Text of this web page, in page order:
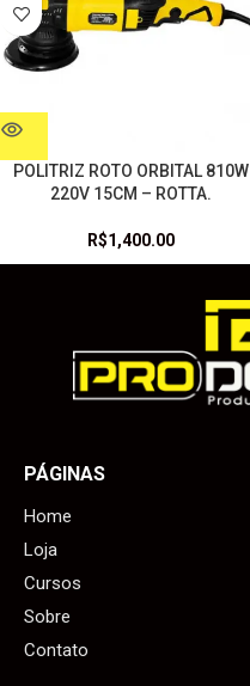
POLITRIZ ROTO ORBITAL 810W
220V 15CM – ROTTA.
R$1,400.00
PÁGINAS
Home
Loja
Cursos
Sobre
Contato